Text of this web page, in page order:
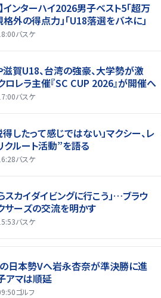
インターハイ2026男子ベスト5「超万
格外の得点力」「U18落選をバネに」
バスケ
賀U18、台湾の強豪、大学勢が激
ロレラ主催『SC CUP 2026』が開催へ
バスケ
得したって感じではない」マクシー、レ
クルート活動”を語る
バスケ
スカイダイビングに行こう」…ブラウ
サーズの交流を明かす
バスケ
日本勢Vへ岩永杏奈が準決勝に進
アマは順延
ゴルフ